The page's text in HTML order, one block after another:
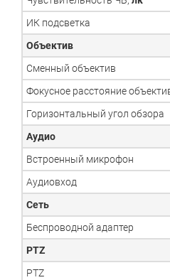
ИК подсветка
Объектив
Сменный объектив
Фокусное расстояние
Горизонтальный угол обзора
Аудио
Встроенный микрофон
Аудиовход
Сеть
Беспроводной адаптер
PTZ
PTZ